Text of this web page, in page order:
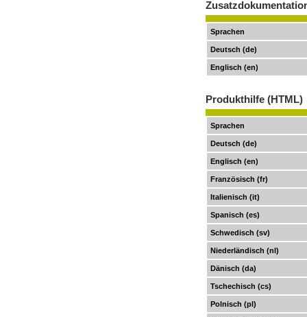
Sprachen
Deutsch (de)
Englisch (en)
Produkthilfe (HTML)
Sprachen
Deutsch (de)
Englisch (en)
Französisch (fr)
Italienisch (it)
Spanisch (es)
Schwedisch (sv)
Niederländisch (nl)
Dänisch (da)
Tschechisch (cs)
Polnisch (pl)